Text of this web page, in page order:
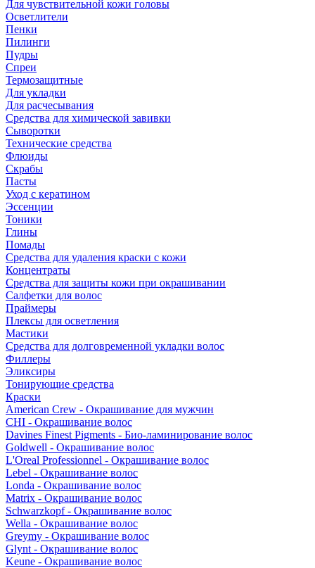
Для чувствительной кожи головы
Осветлители
Пенки
Пилинги
Пудры
Спреи
Термозащитные
Для укладки
Для расчесывания
Средства для химической завивки
Сыворотки
Технические средства
Флюиды
Скрабы
Пасты
Уход с кератином
Эссенции
Тоники
Глины
Помады
Средства для удаления краски с кожи
Концентраты
Средства для защиты кожи при окрашивании
Салфетки для волос
Праймеры
Плексы для осветления
Мастики
Средства для долговременной укладки волос
Филлеры
Эликсиры
Тонирующие средства
Краски
American Crew - Окрашивание для мужчин
CHI - Окрашивание волос
Davines Finest Pigments - Био-ламинирование волос
Goldwell - Окрашивание волос
L'Oreal Professionnel - Окрашивание волос
Lebel - Окрашивание волос
Londa - Окрашивание волос
Matrix - Окрашивание волос
Schwarzkopf - Окрашивание волос
Wella - Окрашивание волос
Greymy - Окрашивание волос
Glynt - Окрашивание волос
Keune - Окрашивание волос